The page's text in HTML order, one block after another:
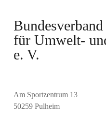
für Umwelt-
e. V.
Am Sportzentrum 13
50259 Pulheim